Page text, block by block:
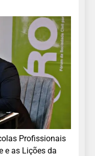
Profissionais
e as Lições da